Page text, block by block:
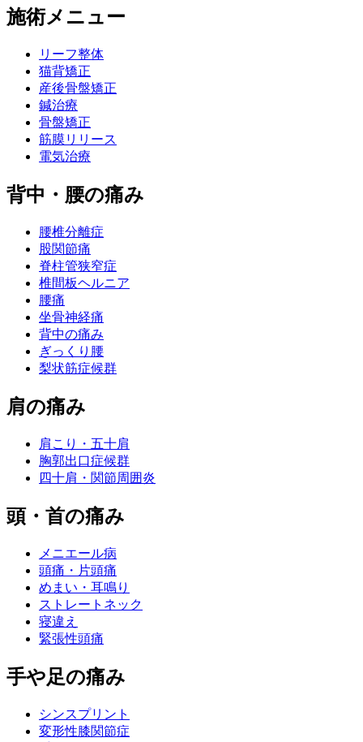
施術メニュー
リーフ整体
猫背矯正
産後骨盤矯正
鍼治療
骨盤矯正
筋膜リリース
電気治療
背中・腰の痛み
腰椎分離症
股関節痛
脊柱管狭窄症
椎間板ヘルニア
腰痛
坐骨神経痛
背中の痛み
ぎっくり腰
梨状筋症候群
肩の痛み
肩こり・五十肩
胸郭出口症候群
四十肩・関節周囲炎
頭・首の痛み
メニエール病
頭痛・片頭痛
めまい・耳鳴り
ストレートネック
寝違え
緊張性頭痛
手や足の痛み
シンスプリント
変形性膝関節症